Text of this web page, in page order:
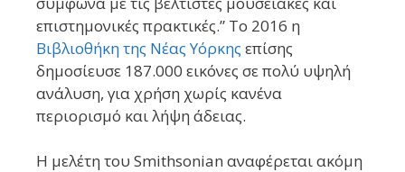
επιστημονικές πρακτικές.” Το 2016 η
Βιβλιοθήκη της Νέας Υόρκης επίσης
δημοσίευσε 187.000 εικόνες σε πολύ υψηλή
ανάλυση, για χρήση χωρίς κανένα
περιορισμό και λήψη άδειας.
Η μελέτη του Smithsonian αναφέρεται ακόμη